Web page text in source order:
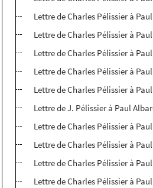
Lettre de Charles Pélissier à
Lettre de Charles Pélissier à
Lettre de Charles Pélissier à
Lettre de Charles Pélissier à
Lettre de Charles Pélissier à
Lettre de J. Pélissier à Paul
Lettre de Charles Pélissier à
Lettre de Charles Pélissier à
Lettre de Charles Pélissier à
Lettre de Charles Pélissier à